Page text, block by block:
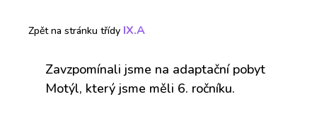
Zpět na stránku třídy IX.A
Zavzpomínali jsme na adaptační pobyt
Motýl, který jsme měli 6. ročníku.